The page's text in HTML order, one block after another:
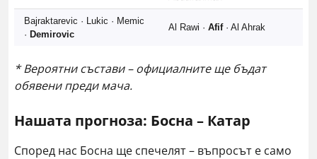
Bajraktarevic · Lukic · Memic
· Demirovic
Al Rawi · Afif· Al Ahrak
* Вероятни състави – официалните ще бъдат
обявени преди мача.
Нашата прогноза: Босна – Катар
Според нас Босна ще спечелят – въпросът е само